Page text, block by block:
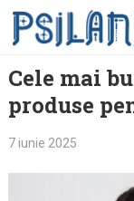
Skip
Cele mai
produse
7 iunie 2025